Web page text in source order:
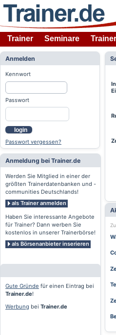
Trainer Seminare
Anmelden
Kennwort
Passwort
login
Passwort vergessen?
Anmeldung bei Trainer.de
Werden Sie Mitglied in einer der
größten Trainerdatenbanken und -
communities Deutschlands!
als Trainer anmelden
Haben Sie interessante Angebote
für Trainer? Dann werben Sie
kostenlos in unserer Trainerbörse!
als Börsenanbieter inserieren
Gute Gründe für einen Eintrag bei
Trainer.de!
Werbung bei Trainer.de